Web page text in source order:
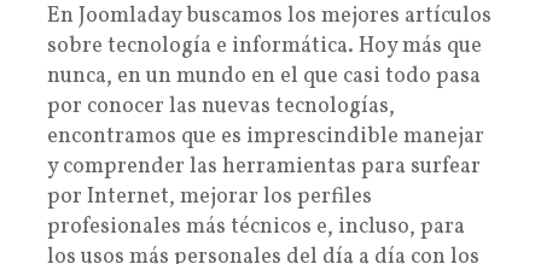
En Joomladay buscamos los mejores artículos
sobre tecnología e informática. Hoy más que
nunca, en un mundo en el que casi todo pasa
por conocer las nuevas tecnologías,
encontramos que es imprescindible manejar
y comprender las herramientas para surfear
por Internet, mejorar los perfiles
profesionales más técnicos e, incluso, para
los usos más personales del día a día con los